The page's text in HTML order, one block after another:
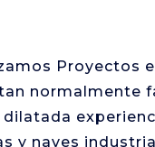
Proyectos
normalmente
dilatada
y naves